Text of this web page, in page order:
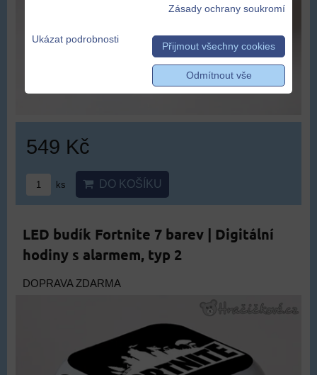
549 Kč
ks DO KOŠÍKU
LED budík Fortnite 7 barev | Digitální
hodiny s alarmem, typ 2
DOPRAVA ZDARMA
Zásady ochrany soukromí
Ukázat podrobnosti
Přijmout všechny cookies
Odmítnout vše